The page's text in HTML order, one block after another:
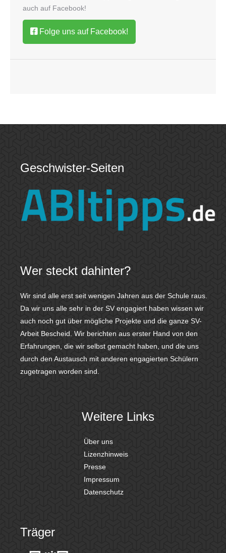
auch auf Facebook!
Folge uns auf Facebook!
Geschwister-Seiten
Wer steckt dahinter?
Wir sind alle erst seit wenigen Jahren aus der Schule raus.
Da wir uns alle sehr in der SV engagiert haben wissen wir
auch noch gut über mögliche Projekte und die ganze SV-
Arbeit Bescheid. Wir berichten aus erster Hand von den
Erfahrungen, die wir selbst gemacht haben, und die uns
durch den Austausch mit anderen engagierten Schülern
zugetragen worden sind.
Weitere Links
Über uns
Lizenzhinweis
Presse
Impressum
Datenschutz
Träger